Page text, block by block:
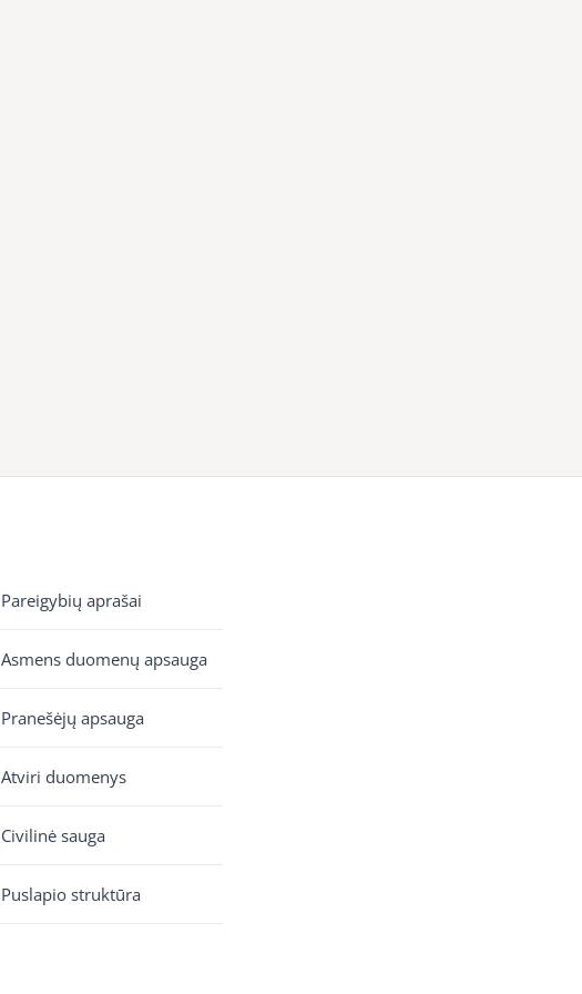
Pareigybių aprašai
Asmens duomenų apsauga
Pranešėjų apsauga
Atviri duomenys
Civilinė sauga
Puslapio struktūra